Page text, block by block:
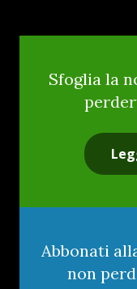
Sfoglia la
Abbonati
non